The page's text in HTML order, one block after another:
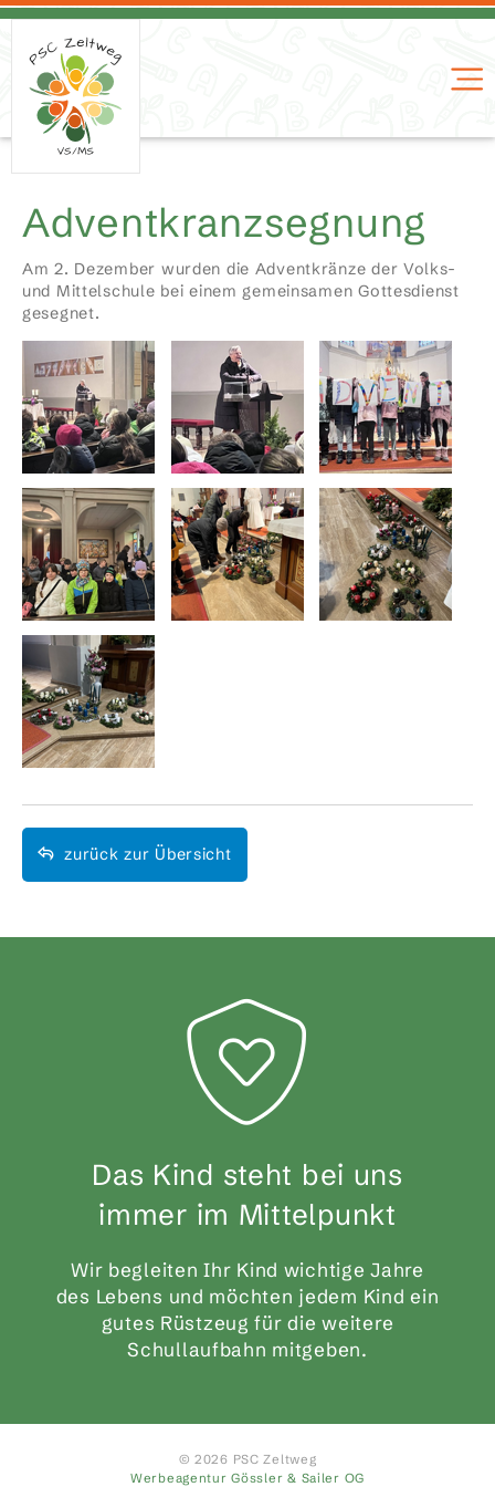
Adventkranzsegnung
Am 2. Dezember wurden die Adventkränze der Volks-
und Mittelschule bei einem gemeinsamen Gottesdienst
gesegnet.
zurück zur Übersicht
Das Kind steht bei uns
immer im Mittelpunkt
Wir begleiten Ihr Kind wichtige Jahre
des Lebens und möchten jedem Kind ein
gutes Rüstzeug für die weitere
Schullaufbahn mitgeben.
© 2026 PSC Zeltweg
Werbeagentur Gössler & Sailer OG